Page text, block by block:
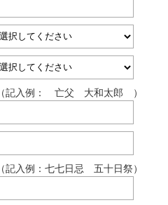
（記入例： 亡父 大和太郎 ）
（記入例：七七日忌 五十日祭）